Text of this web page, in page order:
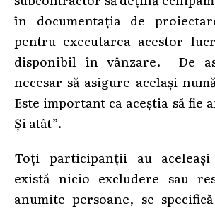
în documentația de
pentru executarea acestor
disponibil în vânzare. De
necesar să asigure același
Este important ca aceștia să fie
Și atât”.
Toți participanții au
există nicio excludere sau
anumite persoane, se